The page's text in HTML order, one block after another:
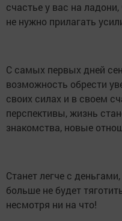
счастье у вас на
не нужно прилагать
С самых первых дней
возможность обрести
своих силах и в своем
перспективы, жизнь
знакомства, новые
Станет легче с
больше не будет
несмотря ни на что!